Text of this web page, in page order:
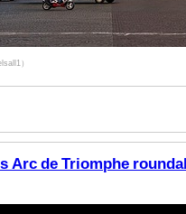
）
Arc de Triomphe